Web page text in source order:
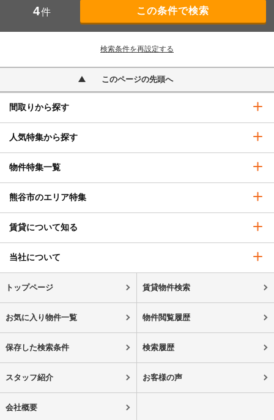
4件
検索条件を再設定する
このページの先頭へ
間取りから探す
人気特集から探す
物件特集一覧
熊谷市のエリア特集
賃貸について知る
当社について
トップページ 賃貸物件検索
お気に入り物件一覧 物件閲覧履歴
保存した検索条件 検索履歴
スタッフ紹介 お客様の声
会社概要